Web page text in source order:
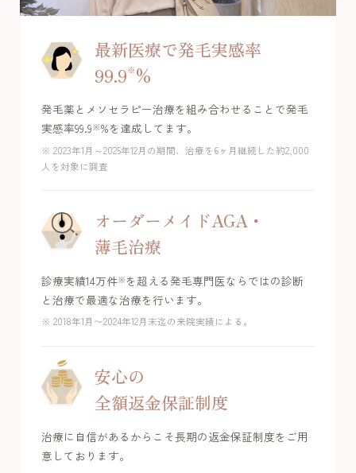
最新医療で発毛実感率
99.9※ %
発毛薬とメソセラピー治療を組み合わせることで発毛
実感率99.9※%を達成してます。
※ 2023年1月～2025年12月の期間、治療を6ヶ月継続した約2,000
人を対象に調査
オーダーメイドAGA・
薄毛治療
診療実績14万件※を超える発毛専門医ならではの診断
と治療で最適な治療を行います。
※ 2018年1月〜2024年12月末迄の来院実績による。
安心の
全額返金保証制度
治療に自信があるからこそ長期の返金保証制度をご用
意しております。